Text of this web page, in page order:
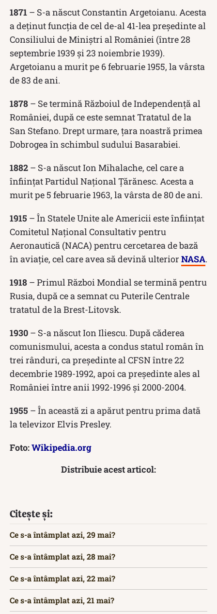
1871 – S-a născut Constantin Argetoianu. Acesta
a deținut funcția de cel de-al 41-lea președinte al
Consiliului de Miniștri al României (între 28
septembrie 1939 și 23 noiembrie 1939).
Argetoianu a murit pe 6 februarie 1955, la vârsta
de 83 de ani.
1878 – Se termină Războiul de Independență al
României, după ce este semnat Tratatul de la
San Stefano. Drept urmare, țara noastră primea
Dobrogea în schimbul sudului Basarabiei.
1882 – S-a născut Ion Mihalache, cel care a
înființat Partidul Național Țărănesc. Acesta a
murit pe 5 februarie 1963, la vârsta de 80 de ani.
1915 – În Statele Unite ale Americii este înființat
Comitetul Național Consultativ pentru
Aeronautică (NACA) pentru cercetarea de bază
în aviație, cel care avea să devină ulterior NASA.
1918 – Primul Război Mondial se termină pentru
Rusia, după ce a semnat cu Puterile Centrale
tratatul de la Brest-Litovsk.
1930 – S-a născut Ion Iliescu. După căderea
comunismului, acesta a condus statul român în
trei rânduri, ca președinte al CFSN între 22
decembrie 1989-1992, apoi ca președinte ales al
României între anii 1992-1996 și 2000-2004.
1955 – În această zi a apărut pentru prima dată
la televizor Elvis Presley.
Foto:Wikipedia.org
Distribuie acest articol:
Citește și:
Ce s-a întâmplat azi, 29 mai?
Ce s-a întâmplat azi, 28 mai?
Ce s-a întâmplat azi, 22 mai?
Ce s-a întâmplat azi, 21 mai?